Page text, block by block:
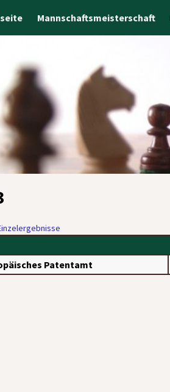
Mannschaftsmeisterschaft
Patentamt